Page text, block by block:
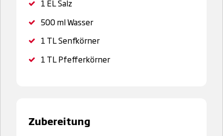
1 ELSalz
500 mlWasser
1 TLSenfkörner
1 TLPfefferkörner
Zubereitung